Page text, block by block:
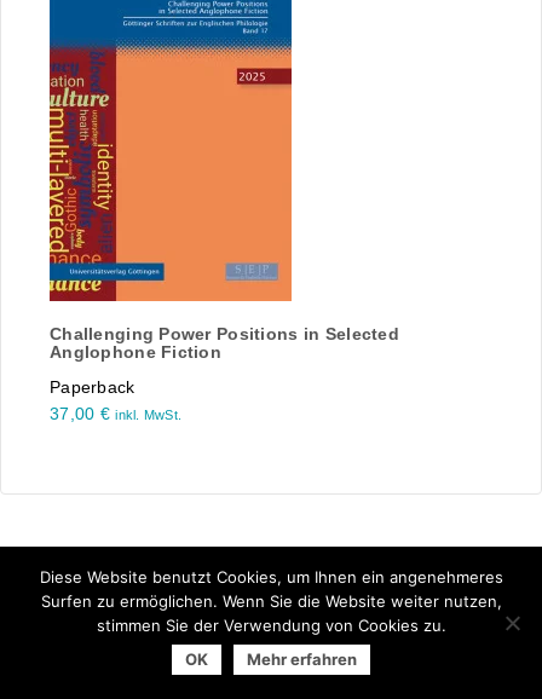
Challenging Power Positions in Selected
Anglophone Fiction
Paperback
37,00 € inkl. MwSt.
© 2025 Arbeitsgemeinschaft der Universitätsverlage | powered
|Impressum|Datenschutzhinweise
Diese Website benutzt Cookies, um Ihnen ein angenehmeres
Surfen zu ermöglichen. Wenn Sie die Website weiter nutzen,
stimmen Sie der Verwendung von Cookies zu.
OK
Mehr erfahren